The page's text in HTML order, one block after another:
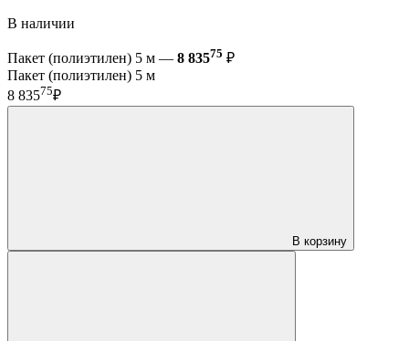
В наличии
Пакет (полиэтилен) 5 м — 8 83575 ₽
Пакет (полиэтилен) 5 м
8 83575₽
В корзину